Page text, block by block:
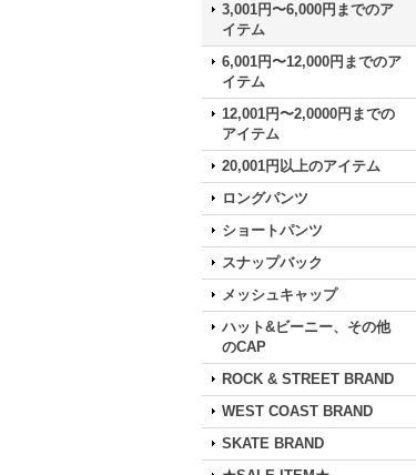
3,001円〜6,000円までのア
イテム
6,001円〜12,000円までのア
イテム
12,001円〜2,0000円までの
アイテム
20,001円以上のアイテム
ロングパンツ
ショートパンツ
スナップバック
メッシュキャップ
ハット&ビーニー、その他
のCAP
ROCK & STREET BRAND
WEST COAST BRAND
SKATE BRAND